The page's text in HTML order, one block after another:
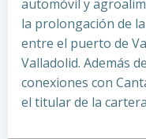
automóvil y
la prolongación de
entre el puerto de
Valladolid. Además
conexiones con
el titular de la